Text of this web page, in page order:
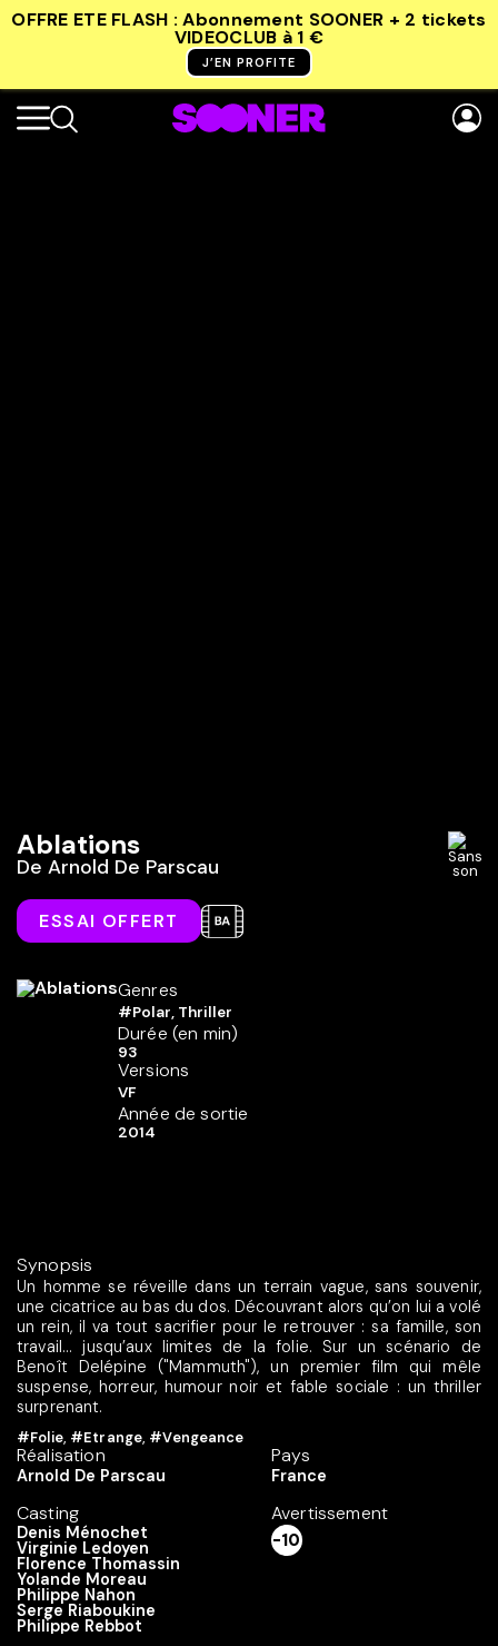
OFFRE ETE FLASH : Abonnement SOONER + 2 tickets
VIDEOCLUB à 1 €
J’EN PROFITE
Ablations
De Arnold De Parscau
ESSAI OFFERT
Genres
#Polar, Thriller
Durée (en min)
93
Versions
VF
Année de sortie
2014
Synopsis
Un homme se réveille dans un terrain vague, sans souvenir,
une cicatrice au bas du dos. Découvrant alors qu’on lui a volé
un rein, il va tout sacrifier pour le retrouver : sa famille, son
travail… jusqu’aux limites de la folie. Sur un scénario de
Benoît Delépine ("Mammuth"), un premier film qui mêle
suspense, horreur, humour noir et fable sociale : un thriller
surprenant.
#Folie, #Etrange, #Vengeance
Réalisation
Arnold De Parscau
Casting
Denis Ménochet
Virginie Ledoyen
Florence Thomassin
Yolande Moreau
Philippe Nahon
Serge Riaboukine
Philippe Rebbot
Pays
France
Avertissement
-10